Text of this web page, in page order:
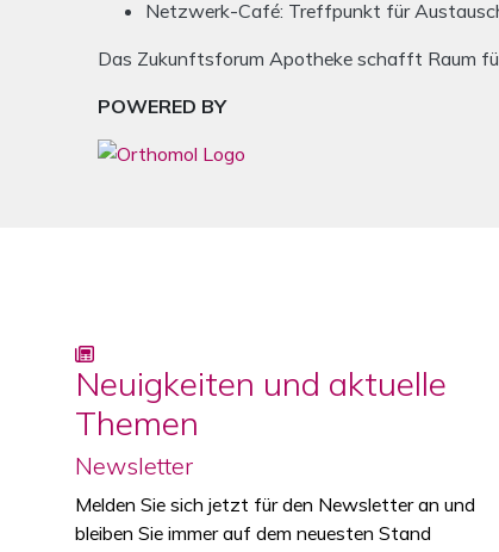
Netzwerk-Café: Treffpunkt für
Das Zukunftsforum Apotheke schafft Raum
POWERED BY
Neuigkeiten und aktuelle
Themen
Newsletter
Melden Sie sich jetzt für den Newsletter an und
bleiben Sie immer auf dem neuesten Stand